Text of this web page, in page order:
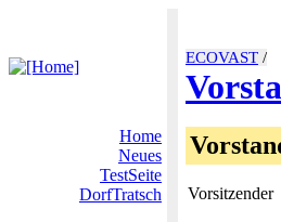
ECOVAST /
Home
Neues
TestSeite
DorfTratsch
Vorsitzender